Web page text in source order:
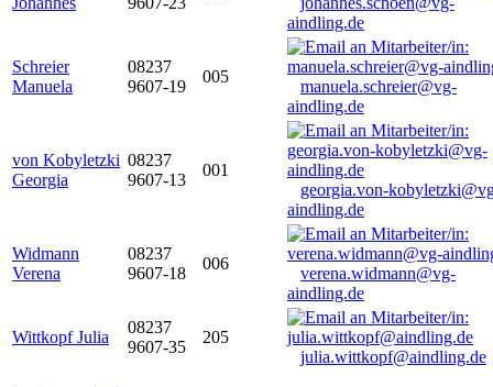
aindling.de
Schreier
Manuela
08237
9607-19
005
manuela.schreier@vg-
aindling.de
von Kobyletzki
Georgia
08237
9607-13
001
georgia.von-
aindling.de
Widmann
Verena
08237
9607-18
006
verena.widmann@vg-
aindling.de
Wittkopf Julia
08237
9607-35
205
julia.wittkopf@aindling.de